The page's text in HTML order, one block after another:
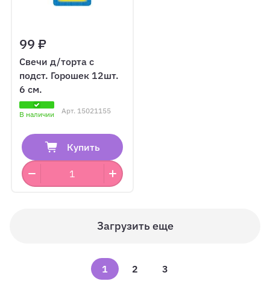
99 ₽
Свечи д/торта с
подст. Горошек 12шт.
6 см.
В наличии Арт. 15021155
Купить
Загрузить еще
1 2 3